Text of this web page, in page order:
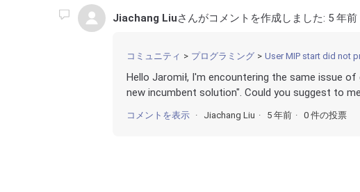
Jiachang Liuさんがコメントを作成しました: 5 年前
コミュニティ プログラミング User MIP start did not
Hello Jaromił, I'm encountering the same issue
new incumbent solution". Could you suggest to
コメントを表示 Jiachang Liu 5 年前 0 件の投票